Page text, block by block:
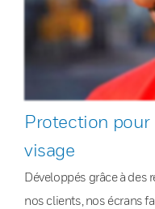
Protection pour
visage
Développés grâce à des
nos clients, nos écrans